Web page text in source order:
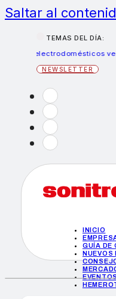
Saltar al
TEMAS DEL DÍA:
electrodomésticos verano
NEWSLETTER
INICIO
GUÍA DE
NUEVOS